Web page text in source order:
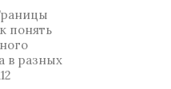
понять
в разных